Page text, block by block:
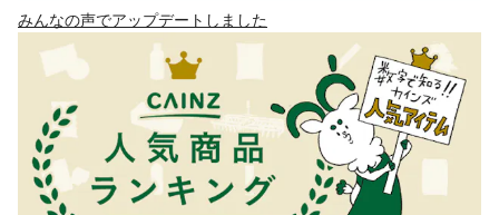
みんなの声でアップデートしました